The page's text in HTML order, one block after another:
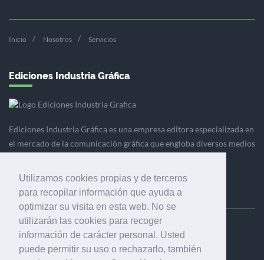
Utilizamos cookies propias y de terceros
para recopilar información que ayuda a
optimizar su visita en esta web. No se
utilizarán las cookies para recoger
información de carácter personal. Usted
puede permitir su uso o rechazarlo, también
Inicio Nosotros Servicios
Ediciones Industria Gráfica
Ediciones Industria Gráfica es una empresa editora especializada en
el mercado de la comunicación gráfica que engloba diversos medios
Ediciones Industria Gráfica, S.C.P.
Calle Fluvià 257, bajos, 08020 Barcelona (España)